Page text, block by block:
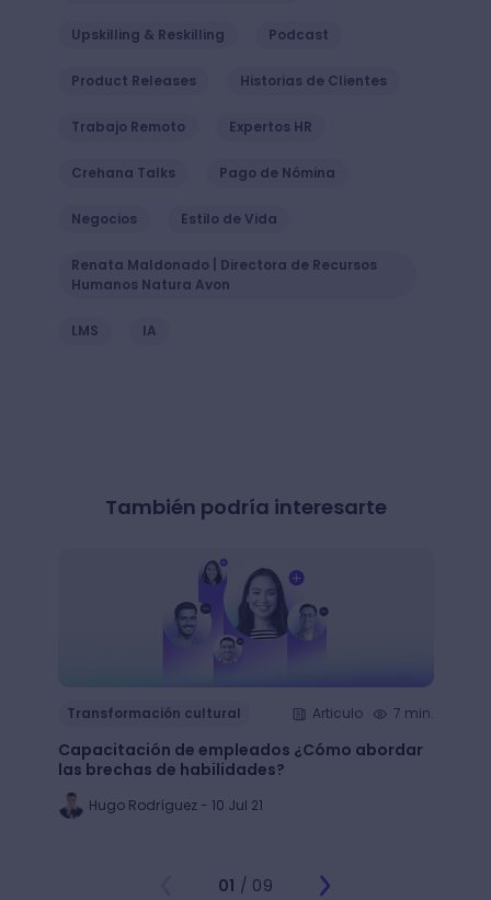
Upskilling & Reskilling Podcast
Product Releases Historias de Clientes
Trabajo Remoto Expertos HR
Crehana Talks Pago de Nómina
Negocios Estilo de Vida
Renata Maldonado | Directora de Recursos
Humanos Natura Avon
LMS IA
También podría interesarte
Transformación cultural Articulo 7 min.
Capacitación de empleados ¿Cómo abordar
las brechas de habilidades?
Hugo Rodríguez - 10 Jul 21
01 / 09